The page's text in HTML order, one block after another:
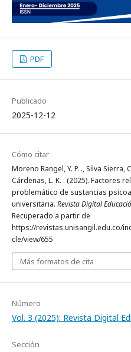
PDF
Publicado
2025-12-12
Cómo citar
Moreno Rangel, Y. P. ., Silva Sierra,
Cárdenas, L. K. . (2025). Factores
problemático de sustancias
universitaria. Revista Digital
Recuperado a partir de
https://revistas.unisangil.edu.co/
cle/view/655
Más formatos de cita
Número
Vol. 3 (2025): Revista Digital
Sección